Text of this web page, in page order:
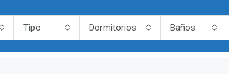
Tipo Dormitorios Baños